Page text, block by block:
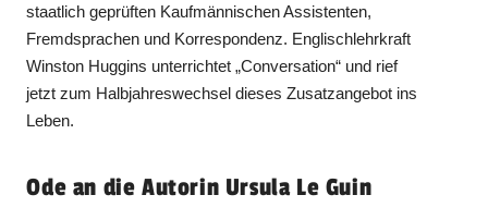
staatlich geprüften Kaufmännischen Assistenten,
Fremdsprachen und Korrespondenz. Englischlehrkraft
Winston Huggins unterrichtet „Conversation“ und rief
jetzt zum Halbjahreswechsel dieses Zusatzangebot ins
Leben.
Ode an die Autorin Ursula Le Guin